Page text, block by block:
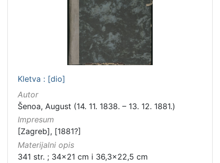
Kletva : [dio]
Autor
Šenoa, August (14. 11. 1838. – 13. 12. 1881.)
Impresum
[Zagreb], [1881?]
Materijalni opis
341 str. ; 34x21 cm i 36,3x22,5 cm